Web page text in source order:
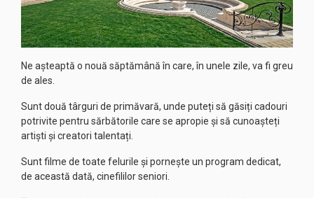
Ne așteaptă o nouă săptămână în care, în unele zile, va fi greu
de ales.
Sunt două târguri de primăvară, unde puteți să găsiți cadouri
potrivite pentru sărbătorile care se apropie și să cunoașteți
artiști și creatori talentați.
Sunt filme de toate felurile și pornește un program dedicat,
de această dată, cinefililor seniori.